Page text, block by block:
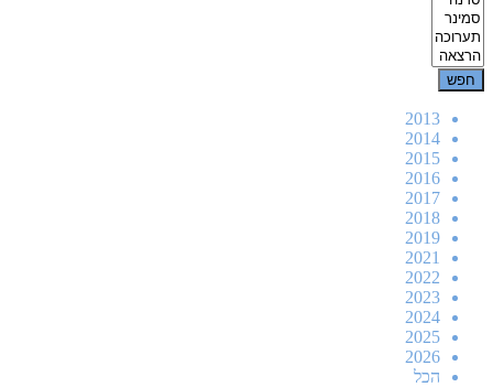
2013
2014
2015
2016
2017
2018
2019
2021
2022
2023
2024
2025
2026
הכל